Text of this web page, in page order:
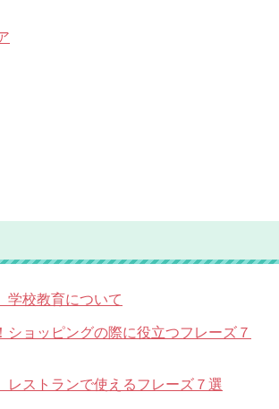
学校教育について
ショッピングの際に役立つフレーズ７
レストランで使えるフレーズ７選